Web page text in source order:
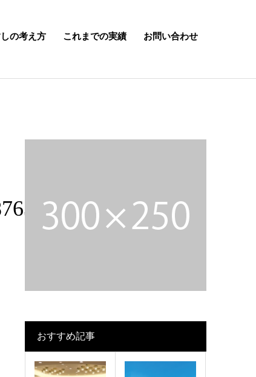
の考え方 これまでの実績 お問い合わせ
おすすめ記事